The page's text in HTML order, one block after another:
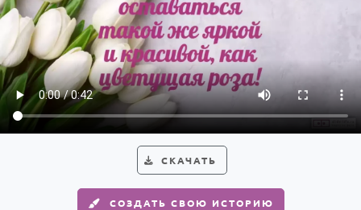
СКАЧАТЬ
СОЗДАТЬ СВОЮ ИСТОРИЮ